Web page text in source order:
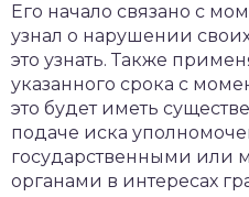
Его начало связано с
узнал о нарушении
это узнать. Также
указанного срока с
это будет иметь
подаче иска
государственными или
органами в интересах